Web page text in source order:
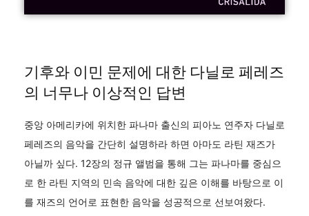
기후와 이민 문제에 대한 다닐로 페레즈
의 너무나 이상적인 답변
중앙 아메리카에 위치한 파나마 출신의 피아노 연주자 다닐로
페레즈의 음악을 간단히 설명하라 하면 아마도 라틴 재즈가
아닐까 싶다. 12장의 정규 앨범을 통해 그는 파나마를 중심으
로 한 라틴 지역의 민속 음악에 대한 깊은 이해를 바탕으로 이
를 재즈의 언어로 표현한 음악을 성공적으로 선보여왔다.